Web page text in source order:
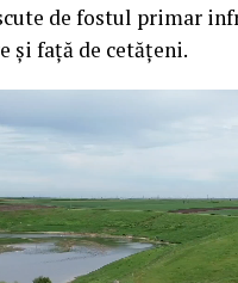
de fostul primar
și față de cetățeni.